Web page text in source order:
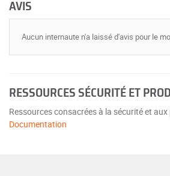
AVIS
Aucun internaute n'a laissé d'avis pour le
RESSOURCES SÉCURITÉ ET
Ressources consacrées à la sécurité et
Documentation